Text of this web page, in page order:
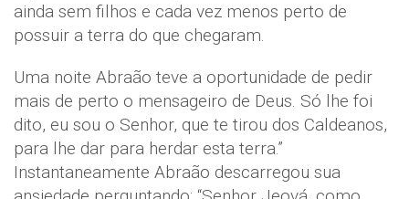
ainda sem filhos e cada vez menos perto de
possuir a terra do que chegaram.
Uma noite Abraão teve a oportunidade de pedir
mais de perto o mensageiro de Deus. Só lhe foi
dito, eu sou o Senhor, que te tirou dos Caldeanos,
para lhe dar para herdar esta terra.”
Instantaneamente Abraão descarregou sua